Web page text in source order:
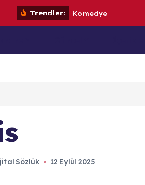
Trendler: Komedye
Sözlük 12 Eylül 2025